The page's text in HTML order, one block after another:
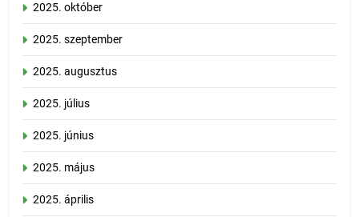
2025. október
2025. szeptember
2025. augusztus
2025. július
2025. június
2025. május
2025. április